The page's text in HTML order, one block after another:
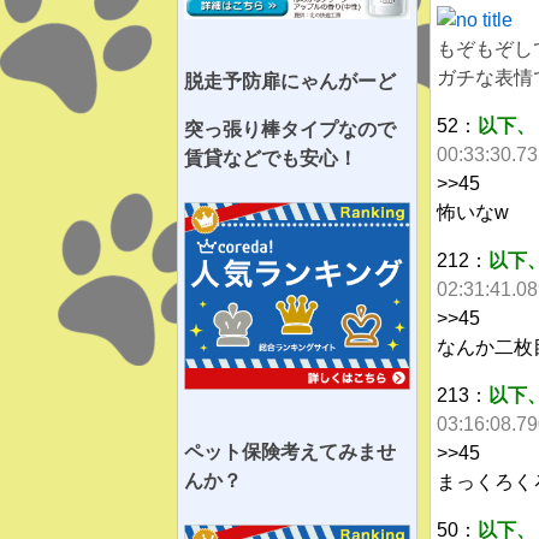
脱走予防扉にゃんがーど
突っ張り棒タイプなので
賃貸などでも安心！
ペット保険考えてみませ
んか？
もぞもぞ
ガチな表情
52： 以下
>>45
怖いなw
212： 以下
>>45
なんか二
213： 以下
>>45
まっくろ
50： 以下